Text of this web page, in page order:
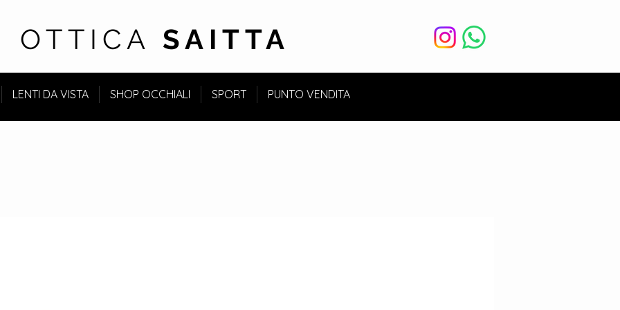
OTTICA SAITTA
LENTI DA VISTA SHOP OCCHIALI SPORT PUNTO VENDITA